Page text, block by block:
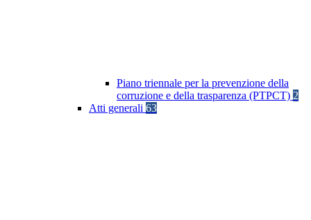
Piano triennale per la prevenzione della
corruzione e della trasparenza (PTPCT) 2
Atti generali 63